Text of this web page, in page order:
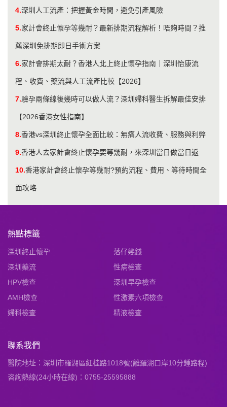
4.深圳人工流產：把握黃金時間，避免引產風險
5.家計會終止懷孕等幾耐？最新排期流程解析！唔夠時間？推
薦深圳免排期即日手術方案
6.家計會排期太耐？香港人北上終止懷孕指南｜深圳怡康流
程、收費、藥流與人工流產比較【2026】
7.驗孕兩條線後幾時可以做人流？深圳婦科醫生拆解最佳安排
【2026香港女性指南】
8.香港vs深圳終止懷孕全面比較：無痛人流收費、服務與利弊
9.香港人去家計會終止懷孕要等幾耐，來深圳當日做當日返
10.香港家計會終止懷孕等幾耐?預約流程、費用、等待時間全
面攻略
熱點標籤
深圳終止懷孕
落仔幾錢
深圳藥流
性病檢查
HPV檢查
深圳早孕檢查
AMH檢查
性激素六項檢查
婦科檢查
精液檢查
聯系我們
醫院地址：深圳市羅湖區紅桂路1018號(離羅湖口岸10分鍾路程)
咨詢熱線(24小時在線)：0755-25595888